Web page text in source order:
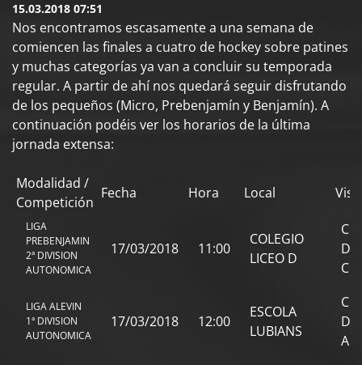
15.03.2018 07:51
Nos encontramos escasamente a una semana de
comiencen las finales a cuatro de hockey sobre patines
y muchas categorías ya van a concluir su temporada
regular. A partir de ahí nos quedará seguir disfrutando
de los pequeños (Micro, Prebenjamín y Benjamín). A
continuación podéis ver los horarios de la última
jornada extensa:
Modalidad /
Competición
Fecha Hora Local
LIGA
PREBENJAMIN
2ª DIVISION
AUTONOMICA
17/03/2018 11:00
COLEGIO
LICEO D
C
LIGA ALEVIN
1ª DIVISION
AUTONOMICA
17/03/2018 12:00
ESCOLA
LUBIANS
A